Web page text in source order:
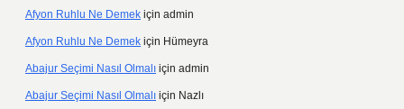
Afyon Ruhlu Ne Demek için admin
Afyon Ruhlu Ne Demek için Hümeyra
Abajur Seçimi Nasıl Olmalı için admin
Abajur Seçimi Nasıl Olmalı için Nazlı